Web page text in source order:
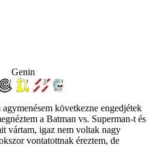
Genin
következne engedjétek
a Batman vs. Superman-t és
vártam, igaz nem voltak nagy
vontatottnak éreztem, de